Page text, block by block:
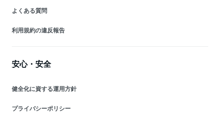
よくある質問
利用規約の違反報告
安心・安全
健全化に資する運用方針
プライバシーポリシー